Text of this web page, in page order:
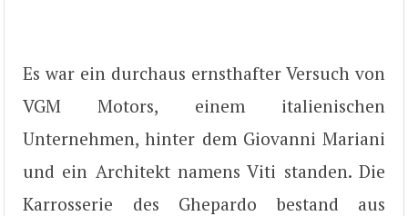
Es war ein durchaus ernsthafter Versuch von
VGM Motors, einem italienischen
Unternehmen, hinter dem Giovanni Mariani
und ein Architekt namens Viti standen. Die
Karrosserie des Ghepardo bestand aus